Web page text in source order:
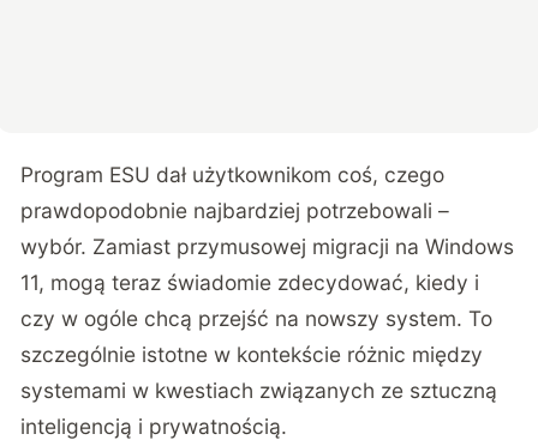
Program ESU dał użytkownikom coś, czego
prawdopodobnie najbardziej potrzebowali –
wybór. Zamiast przymusowej migracji na Windows
11, mogą teraz świadomie zdecydować, kiedy i
czy w ogóle chcą przejść na nowszy system. To
szczególnie istotne w kontekście różnic między
systemami w kwestiach związanych ze sztuczną
inteligencją i prywatnością.